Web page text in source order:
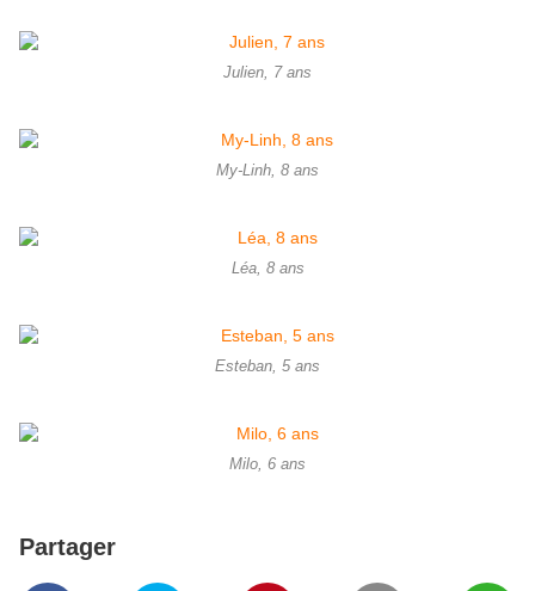
Julien, 7 ans
My-Linh, 8 ans
Léa, 8 ans
Esteban, 5 ans
Milo, 6 ans
Partager